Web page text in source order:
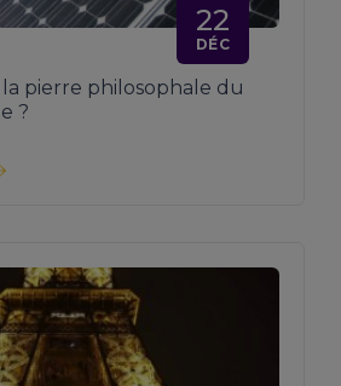
22
DÉC
la pierre philosophale du
?